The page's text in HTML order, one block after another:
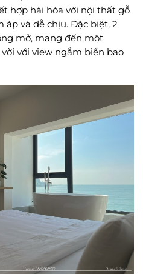
hợp hài hòa với nội thất gỗ
áp và dễ chịu. Đặc biệt, 2
mở, mang đến một
với view ngắm biển bao